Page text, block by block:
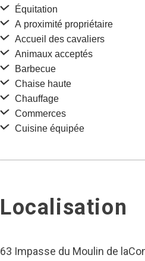
Équitation
A proximité propriétaire
Accueil des cavaliers
Animaux acceptés
Barbecue
Chaise haute
Chauffage
Commerces
Cuisine équipée
Localisation
63 Impasse du Moulin de